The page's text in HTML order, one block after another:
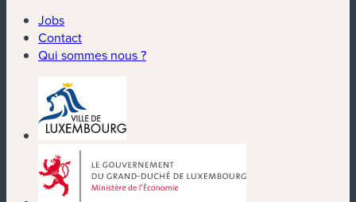
Jobs
Contact
Qui sommes nous ?